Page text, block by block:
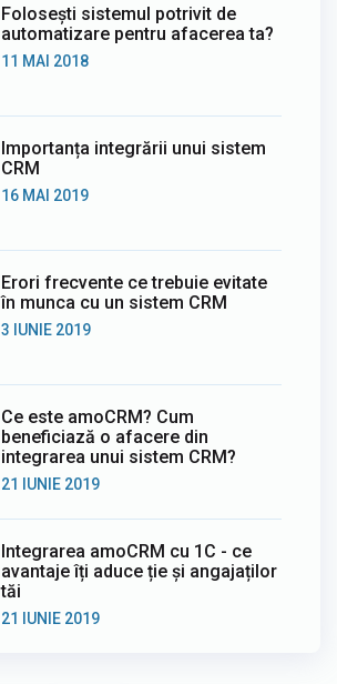
Folosești sistemul potrivit de
automatizare pentru afacerea ta?
11 MAI 2018
Importanța integrării unui sistem
CRM
16 MAI 2019
Erori frecvente ce trebuie evitate
în munca cu un sistem CRM
3 IUNIE 2019
Ce este amoCRM? Cum
beneficiază o afacere din
integrarea unui sistem CRM?
21 IUNIE 2019
Integrarea amoCRM cu 1C - ce
avantaje îți aduce ție și angajaților
tăi
21 IUNIE 2019